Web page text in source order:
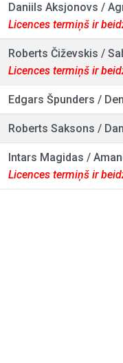
Daniils Aksjonovs /
Licences termiņš ir
Roberts Čiževskis /
Licences termiņš ir
Edgars Špunders /
Roberts Saksons /
Intars Magidas /
Licences termiņš ir